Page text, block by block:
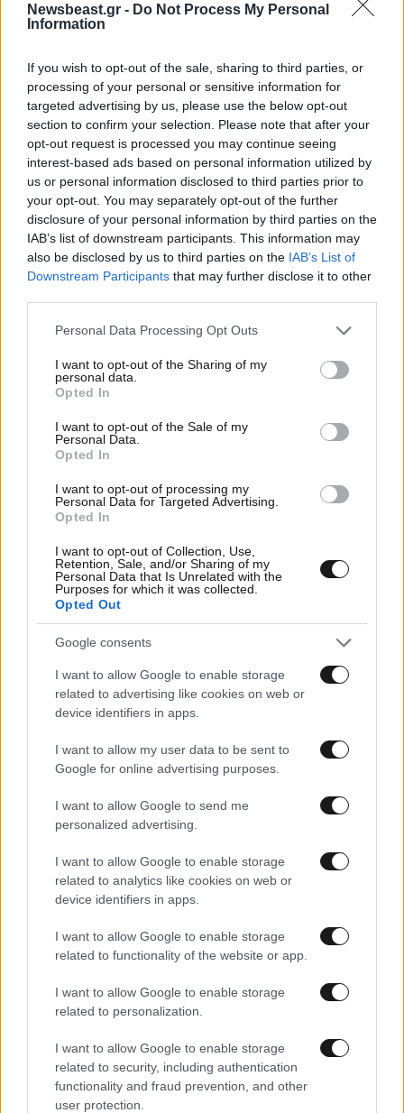
Newsbeast.gr - Do Not Process My Personal
Information
If you wish to opt-out of the sale, sharing to third parties, or
processing of your personal or sensitive information for
targeted advertising by us, please use the below opt-out
section to confirm your selection. Please note that after your
opt-out request is processed you may continue seeing
interest-based ads based on personal information utilized by
us or personal information disclosed to third parties prior to
your opt-out. You may separately opt-out of the further
disclosure of your personal information by third parties on the
IAB’s list of downstream participants. This information may
also be disclosed by us to third parties on the IAB’s List of
Downstream Participants that may further disclose it to other
Please note that this website/app uses one or more Google
not limited to your visit or usage behaviour. You may click to
grant or deny consent to Google and its third-party tags to
use your data for below specified purposes in below Google
consent section.
Personal Data Processing Opt Outs
I want to opt-out of the Sharing of my
personal data.
Opted In
I want to opt-out of the Sale of my
Personal Data.
Opted In
I want to opt-out of processing my
Personal Data for Targeted Advertising.
Opted In
I want to opt-out of Collection, Use,
Retention, Sale, and/or Sharing of my
Personal Data that Is Unrelated with the
Purposes for which it was collected.
Opted Out
Google consents
I want to allow Google to enable storage
related to advertising like cookies on web or
device identifiers in apps.
I want to allow my user data to be sent to
Google for online advertising purposes.
I want to allow Google to send me
personalized advertising.
I want to allow Google to enable storage
related to analytics like cookies on web or
device identifiers in apps.
I want to allow Google to enable storage
related to functionality of the website or app.
I want to allow Google to enable storage
related to personalization.
I want to allow Google to enable storage
related to security, including authentication
functionality and fraud prevention, and other
user protection.
28·11·2025 14:54
Έλλη Κοκκίνου: «Έπαθα αναιμία από την αφαγία, είχα
13·11·2025 15:30
επεισόδιο… φωτιά
27·10·2025 13:20
ραντεβού από την Πέμπτη 30 οκτωβρίου στις 21:00